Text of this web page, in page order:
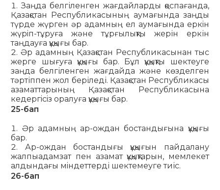
Заңда белгіленген жағдайларды қоспағанда,
Қазақстан Республикасының аумағында заңды
түрде жүрген әр адамның ел аумағында еркiн
жүрiп-тұруға және тұрғылықты жерін еркін
таңдауға құқығы бар.
Әр адамның Қазақстан Республикасынан тыс
жерге шығуға құқығы бар. Бұл құқықты шектеуге
заңда белгіленген жағдайда және көзделген
тәртіппен жол беріледі. Қазақстан Республикасы
азаматтарының Қазақстан Республикасына
кедергiсiз оралуға құқығы бар.
25-бап
Әр адамның ар-ождан бостандығына құқығы
бар.
Ар-ождан бостандығы құқығын пайдалану
жалпыадам­зат пен азамат құқықтарын, мемлекет
алдындағы мiндеттерді шектемеуге тиіс.
26-бап